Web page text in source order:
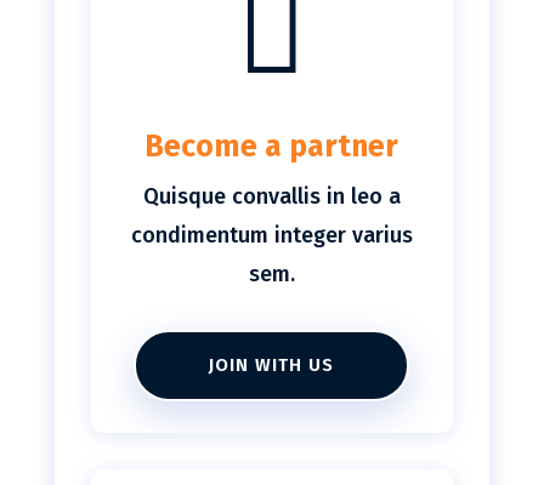

Become a partner
Quisque convallis in leo a
condimentum integer varius
sem.
JOIN WITH US